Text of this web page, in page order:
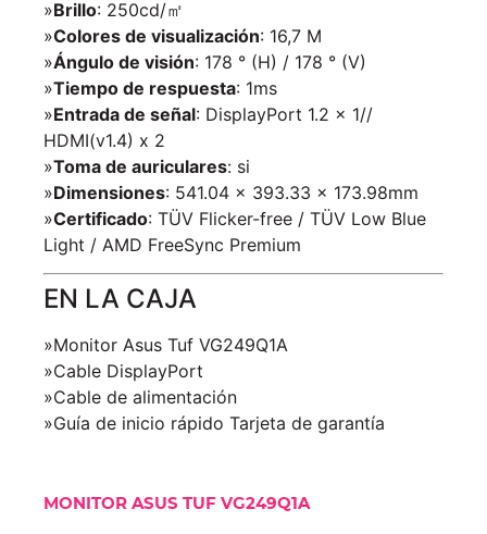
»Brillo: 250cd/㎡
»Colores de visualización: 16,7 M
»Ángulo de visión: 178 ° (H) / 178 ° (V)
»Tiempo de respuesta: 1ms
»Entrada de señal: DisplayPort 1.2 x 1//
HDMI(v1.4) x 2
»Toma de auriculares: si
»Dimensiones: 541.04 x 393.33 x 173.98mm
»Certificado: TÜV Flicker-free / TÜV Low Blue
Light / AMD FreeSync Premium
EN LA CAJA
»Monitor Asus Tuf VG249Q1A
»Cable DisplayPort
»Cable de alimentación
»Guía de inicio rápido Tarjeta de garantía
MONITOR ASUS TUF VG249Q1A